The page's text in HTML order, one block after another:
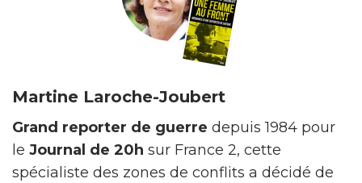
Martine Laroche-Joubert
Grand reporter de guerre depuis 1984 pour
le Journal de 20h sur France 2, cette
spécialiste des zones de conflits a décidé de